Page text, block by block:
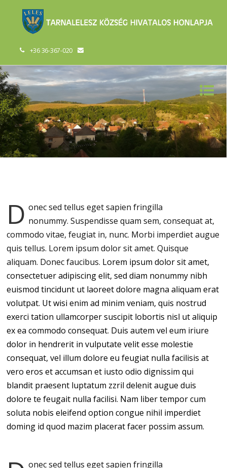
+36 36-367-020
D onec sed tellus eget sapien fringilla
nonummy.Suspendisse quam sem, consequat at,
commodo vitae, feugiat in, nunc. Morbi imperdiet augue
quis tellus. Lorem ipsum dolor sit amet. Quisque
aliquam. Donec faucibus. Lorem ipsum dolor sit amet,
consectetuer adipiscing elit, sed diam nonummy nibh
euismod tincidunt ut laoreet dolore magna aliquam erat
volutpat. Ut wisi enim ad minim veniam, quis nostrud
exerci tation ullamcorper suscipit lobortis nisl ut aliquip
ex ea commodo consequat. Duis autem vel eum iriure
dolor in hendrerit in vulputate velit esse molestie
consequat, vel illum dolore eu feugiat nulla facilisis at
vero eros et accumsan et iusto odio dignissim qui
blandit praesent luptatum zzril delenit augue duis
dolore te feugait nulla facilisi. Nam liber tempor cum
soluta nobis eleifend option congue nihil imperdiet
doming id quod mazim placerat facer possim assum.
onec sed tellus eget sapien fringilla